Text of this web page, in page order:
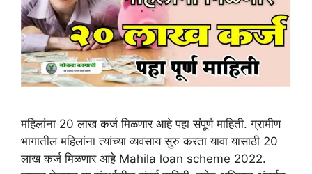
महिलांना 20 लाख कर्ज मिळणार आहे पहा संपूर्ण माहिती. ग्रामीण
भागातील महिलांना त्यांच्या व्यवसाय सुरु करता यावा यासाठी 20
लाख कर्ज मिळणार आहे Mahila loan scheme 2022.